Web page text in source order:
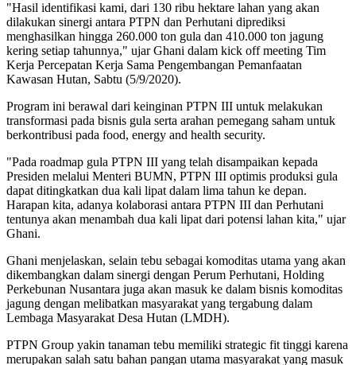
"Hasil identifikasi kami, dari 130 ribu hektare lahan yang akan
dilakukan sinergi antara PTPN dan Perhutani diprediksi
menghasilkan hingga 260.000 ton gula dan 410.000 ton jagung
kering setiap tahunnya," ujar Ghani dalam kick off meeting Tim
Kerja Percepatan Kerja Sama Pengembangan Pemanfaatan
Kawasan Hutan, Sabtu (5/9/2020).
Program ini berawal dari keinginan PTPN III untuk melakukan
transformasi pada bisnis gula serta arahan pemegang saham untuk
berkontribusi pada food, energy and health security.
"Pada roadmap gula PTPN III yang telah disampaikan kepada
Presiden melalui Menteri BUMN, PTPN III optimis produksi gula
dapat ditingkatkan dua kali lipat dalam lima tahun ke depan.
Harapan kita, adanya kolaborasi antara PTPN III dan Perhutani
tentunya akan menambah dua kali lipat dari potensi lahan kita," ujar
Ghani.
Ghani menjelaskan, selain tebu sebagai komoditas utama yang akan
dikembangkan dalam sinergi dengan Perum Perhutani, Holding
Perkebunan Nusantara juga akan masuk ke dalam bisnis komoditas
jagung dengan melibatkan masyarakat yang tergabung dalam
Lembaga Masyarakat Desa Hutan (LMDH).
PTPN Group yakin tanaman tebu memiliki strategic fit tinggi karena
merupakan salah satu bahan pangan utama masyarakat yang masuk